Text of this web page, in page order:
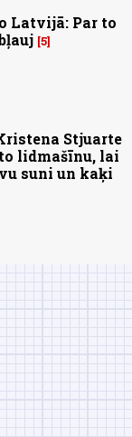
Latvijā: Par to
5
Stjuarte
lidmašīnu, lai
suni un kaķi